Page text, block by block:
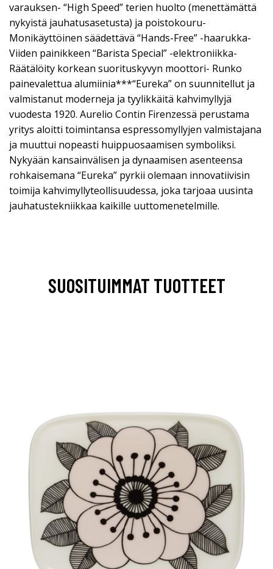
varauksen- “High Speed” terien huolto (menettämättä
nykyistä jauhatusasetusta) ja poistokouru-
Monikäyttöinen säädettävä “Hands-Free” -haarukka-
Viiden painikkeen “Barista Special” -elektroniikka-
Räätälöity korkean suorituskyvyn moottori- Runko
painevalettua alumiinia***“Eureka” on suunnitellut ja
valmistanut moderneja ja tyylikkäitä kahvimyllyjä
vuodesta 1920. Aurelio Contin Firenzessä perustama
yritys aloitti toimintansa espressomyllyjen valmistajana
ja muuttui nopeasti huippuosaamisen symboliksi.
Nykyään kansainvälisen ja dynaamisen asenteensa
rohkaisemana “Eureka” pyrkii olemaan innovatiivisin
toimija kahvimyllyteollisuudessa, joka tarjoaa uusinta
jauhatustekniikkaa kaikille uuttomenetelmille.
SUOSITUIMMAT TUOTTEET